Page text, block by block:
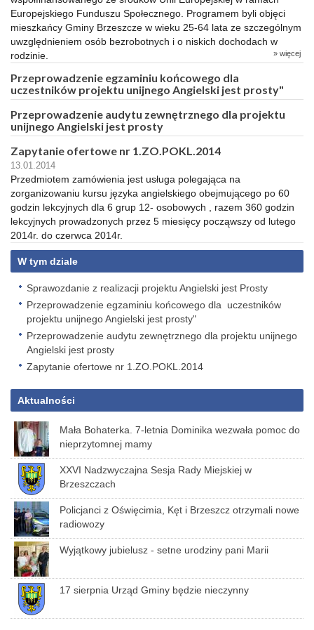
Europejskiego Funduszu Społecznego. Programem byli objęci
mieszkańcy Gminy Brzeszcze w wieku 25-64 lata ze szczególnym
uwzględnieniem osób bezrobotnych i o niskich dochodach w
rodzinie.
» więcej
Przeprowadzenie egzaminiu końcowego dla
uczestników projektu unijnego Angielski jest prosty"
Przeprowadzenie audytu zewnętrznego dla projektu
unijnego Angielski jest prosty
Zapytanie ofertowe nr 1.ZO.POKL.2014
13.01.2014
Przedmiotem zamówienia jest usługa polegająca na
zorganizowaniu kursu języka angielskiego obejmującego po 60
godzin lekcyjnych dla 6 grup 12- osobowych , razem 360 godzin
lekcyjnych prowadzonych przez 5 miesięcy począwszy od lutego
2014r. do czerwca 2014r.
W tym dziale
Sprawozdanie z realizacji projektu Angielski jest Prosty
Przeprowadzenie egzaminiu końcowego dla uczestników
projektu unijnego Angielski jest prosty"
Przeprowadzenie audytu zewnętrznego dla projektu unijnego
Angielski jest prosty
Zapytanie ofertowe nr 1.ZO.POKL.2014
Aktualności
Mała Bohaterka. 7-letnia Dominika wezwała pomoc do
nieprzytomnej mamy
XXVI Nadzwyczajna Sesja Rady Miejskiej w
Brzeszczach
Policjanci z Oświęcimia, Kęt i Brzeszcz otrzymali nowe
radiowozy
Wyjątkowy jubielusz - setne urodziny pani Marii
17 sierpnia Urząd Gminy będzie nieczynny